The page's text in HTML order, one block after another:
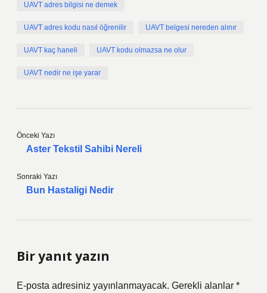
UAVT adres bilgisi ne demek
UAVT adres kodu nasıl öğrenilir UAVT belgesi nereden alınır
UAVT kaç haneli UAVT kodu olmazsa ne olur
UAVT nedir ne işe yarar
Önceki Yazı
Aster Tekstil Sahibi Nereli
Sonraki Yazı
Bun Hastaligi Nedir
Bir yanıt yazın
E-posta adresiniz yayınlanmayacak. Gerekli alanlar *